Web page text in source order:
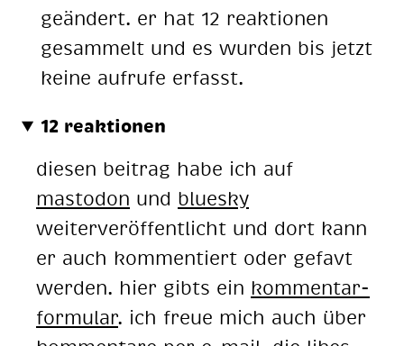
geändert. er hat 12 reaktionen
gesammelt und es wurden bis jetzt
keine aufrufe erfasst.
12 reaktionen
diesen beitrag habe ich auf
mastodon und bluesky
weiterveröffentlicht und dort kann
er auch kommentiert oder gefavt
werden. hier gibts ein kommentar-
formular. ich freue mich auch über